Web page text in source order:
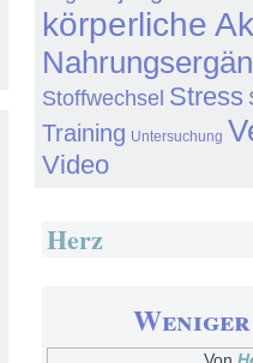
körperliche
Stoffwechsel Stress
Training Untersuchung
Video
Herz